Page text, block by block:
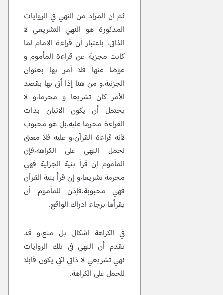
ثم ان المراد من النهي في الروايات
المذكورة هو النهي التشريعي لا
الذاتى، باعتبار أن قراءة الامام لما
كانت مجزية عن قراءة المأموم و
عوضا عنها فلا أمر بها بعنوان
الجزئية.و من هنا إذا أتى بها بقصد
الأمر كان تشريعا و محرما،و لا
يحتمل أن يكون الاتيان بذات
القراءة محرما عليه،بل هو محبوب
لأنه قراءة القرآن،و عليه فلا معنى
لحمل النهي على الكراهة،فإن
المأموم إن قرأ بنية الجزئية فهي
محرمة تشريعا،و إن قرأ بنية القرآن
فهي محبوبة،فإذن للمأموم أن
يقرأها برجاء ادراك الواقع.
في الكراهة اشكال بل منع،و قد
تقدم أن النهي في تلك الروايات
نهي تشريعي لا ذاتي لكي يكون قابلا
للحمل على الكراهة.